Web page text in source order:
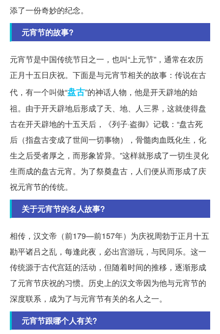
添了一份奇妙的纪念。
元宵节的故事?
元宵节是中国传统节日之一，也叫“上元节”，通常在农历
正月十五日庆祝。下面是与元宵节相关的故事：传说在古
代，有一个叫做“盘古”的神话人物，他是开天辟地的始
祖。由于开天辟地后形成了天、地、人三界，这就使得盘
古在开天辟地的十五天后，《列子·盗御》记载：“盘古死
后（指盘古变成了世间一切事物），骨髓肉血既化生，化
生之后受者厚之，而形象皆异。”这样就形成了一切生灵化
生而成的盘古元宵。为了祭奠盘古，人们便从而形成了庆
祝元宵节的传统。
关于元宵节的名人故事?
相传，汉文帝（前179—前157年）为庆祝周勃于正月十五
勘平诸吕之乱，每逢此夜，必出宫游玩，与民同乐。这一
传统源于古代宫廷的活动，但随着时间的推移，逐渐形成
了元宵节庆祝的习惯。历史上的汉文帝因为他与元宵节的
深度联系，成为了与元宵节有关的名人之一。
元宵节跟哪个人有关?